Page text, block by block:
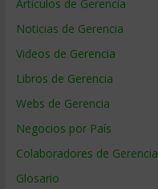
Artículos de Gerencia
Noticias de Gerencia
Videos de Gerencia
Libros de Gerencia
Webs de Gerencia
Negocios por País
Colaboradores de Gerencia
Glosario